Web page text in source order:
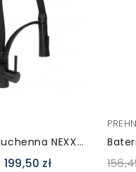
Bateria Kuchenna NEXX Czarna Z Wyciąganą Wylewką – Dwufunkcyjna
199,50 zł